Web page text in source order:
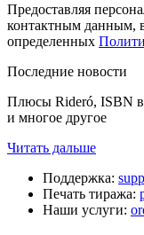
Предоставляя
контактным данным,
определенных
Последние новости
Плюсы Rideró, ISBN в
и многое другое
Читать дальше
Поддержка:
Печать тиража:
Наши услуги: